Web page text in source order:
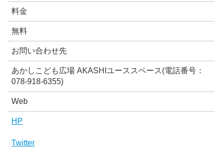
料金
無料
お問い合わせ先
あかしこども広場 AKASHIユーススペース(電話番号：
078-918-6355)
Web
HP
Twitter